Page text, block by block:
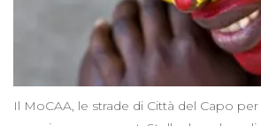
Il MoCAA, le strade di Città del Capo